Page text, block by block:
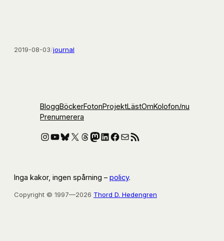
2019-08-03/journal
BloggBöckerFotonProjektLästOmKolofon/nu
Prenumerera
Instagram
YouTube
Bluesky
X Threads
Mastodon
LinkedIn
Facebook
E-postRSS-flöde
Inga kakor, ingen spårning – policy.
Copyright © 1997—2026 Thord D. Hedengren